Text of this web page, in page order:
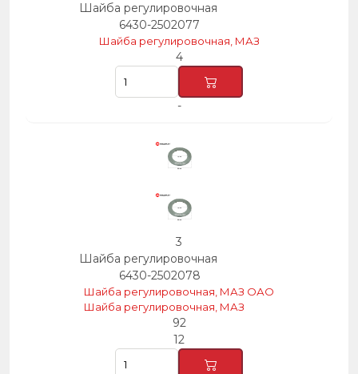
Шайба регулировочная
6430-2502077
Шайба регулировочная, МАЗ
4
-
3
Шайба регулировочная
6430-2502078
Шайба регулировочная, МАЗ ОАО
Шайба регулировочная, МАЗ
92
12